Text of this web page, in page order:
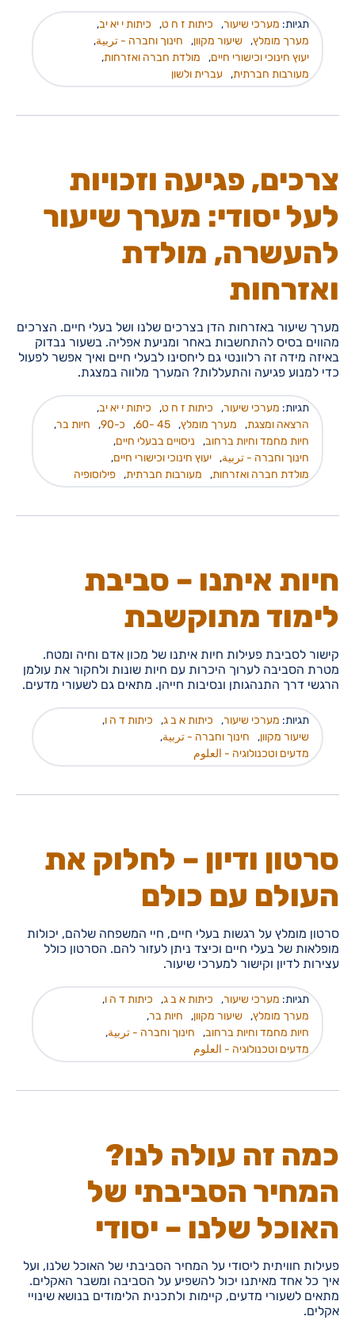
תגיות: מערכי שיעור, כיתות ז ח ט, כיתות י יא יב,
מערך מומלץ, שיעור מקוון, חינוך וחברה - تربية,
יעוץ חינוכי וכישורי חיים, מולדת חברה ואזרחות,
מעורבות חברתית, עברית ולשון
צרכים, פגיעה וזכויות
לעל יסודי: מערך שיעור
להעשרה, מולדת
ואזרחות
מערך שיעור באזרחות הדן בצרכים שלנו ושל בעלי חיים. הצרכים
מהווים בסיס להתחשבות באחר ומניעת אפליה. בשעור נבדוק
באיזה מידה זה רלוונטי גם ליחסינו לבעלי חיים ואיך אפשר לפעול
כדי למנוע פגיעה והתעללות? המערך מלווה במצגת.
תגיות: מערכי שיעור, כיתות ז ח ט, כיתות י יא יב,
הרצאה ומצגת, מערך מומלץ,
45 -60
, כ-90 , חיות בר,
חיות מחמד וחיות ברחוב, ניסויים בבעלי חיים,
חינוך וחברה - تربية, יעוץ חינוכי וכישורי חיים,
מולדת חברה ואזרחות, מעורבות חברתית, פילוסופיה
חיות איתנו – סביבת
לימוד מתוקשבת
קישור לסביבת פעילות חיות איתנו של מכון אדם וחיה ומטח.
מטרת הסביבה לערוך היכרות עם חיות שונות ולחקור את עולמן
הרגשי דרך התנהגותן ונסיבות חייהן. מתאים גם לשעורי מדעים.
תגיות: מערכי שיעור, כיתות א ב ג, כיתות ד ה ו,
שיעור מקוון, חינוך וחברה - تربية,
מדעים וטכנולוגיה - العلوم
סרטון ודיון – לחלוק את
העולם עם כולם
סרטון מומלץ על רגשות בעלי חיים, חיי המשפחה שלהם, יכולות
מופלאות של בעלי חיים וכיצד ניתן לעזור להם. הסרטון כולל
עצירות לדיון וקישור למערכי שיעור.
תגיות: מערכי שיעור, כיתות א ב ג, כיתות ד ה ו,
מערך מומלץ, שיעור מקוון, חיות בר,
חיות מחמד וחיות ברחוב, חינוך וחברה - تربية,
מדעים וטכנולוגיה - العلوم
כמה זה עולה לנו?
המחיר הסביבתי של
האוכל שלנו – יסודי
פעילות חוויתית ליסודי על המחיר הסביבתי של האוכל שלנו, ועל
איך כל אחד מאיתנו יכול להשפיע על הסביבה ומשבר האקלים.
מתאים לשעורי מדעים, קיימות ולתכנית הלימודים בנושא שינויי
אקלים.